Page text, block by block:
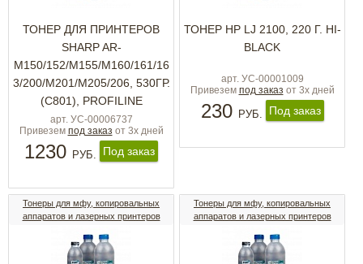
ТОНЕР ДЛЯ ПРИНТЕРОВ
SHARP AR-
M150/152/M155/M160/161/16
3/200/M201/M205/206, 530ГР.
(C801), PROFILINE
арт. УС-00006737
Привезем под заказ от 3х дней
1230 РУБ. Под заказ
ТОНЕР HP LJ 2100, 220 Г. HI-
BLACK
арт. УС-00001009
Привезем под заказ от 3х дней
230 РУБ. Под заказ
Тонеры для мфу, копировальных
аппаратов и лазерных принтеров
Тонеры для мфу, копировальных
аппаратов и лазерных принтеров